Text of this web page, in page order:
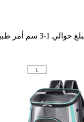
أمر طبيعي